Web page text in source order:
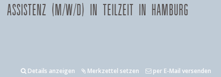
ASSISTENZ (M/W/D) IN TEILZEIT IN HAMBURG
Details anzeigen Merkzettel setzen per E-Mail versenden